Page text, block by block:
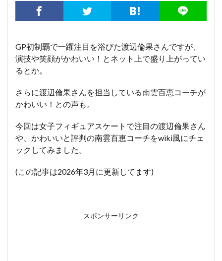
GP初制覇で一躍注目を浴びた渡辺倫果さんですが、
演技や笑顔がかわいい！とネット上で盛り上がってい
るとか。
さらに渡辺倫果さんを担当している南雲百恵コーチが
かわいい！との声も。
今回は女子フィギュアスケートで注目の渡辺倫果さん
や、かわいいと評判の南雲百恵コーチをwiki風にチェ
ックしてみました。
(この記事は2026年3月に更新してます)
スポンサーリンク